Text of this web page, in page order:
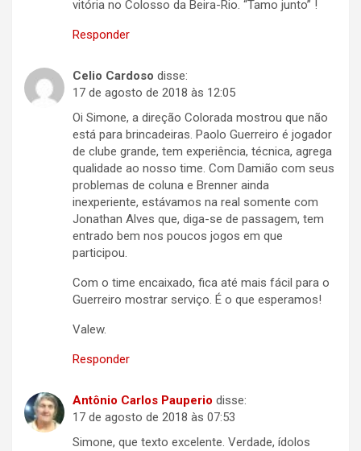
vitória no Colosso da Beira-Rio. “Tamo junto” !
Responder
Celio Cardoso disse:
17 de agosto de 2018 às 12:05
Oi Simone, a direção Colorada mostrou que não
está para brincadeiras. Paolo Guerreiro é jogador
de clube grande, tem experiência, técnica, agrega
qualidade ao nosso time. Com Damião com seus
problemas de coluna e Brenner ainda
inexperiente, estávamos na real somente com
Jonathan Alves que, diga-se de passagem, tem
entrado bem nos poucos jogos em que
participou.
Com o time encaixado, fica até mais fácil para o
Guerreiro mostrar serviço. É o que esperamos!
Valew.
Responder
Antônio Carlos Pauperio disse:
17 de agosto de 2018 às 07:53
Simone, que texto excelente. Verdade, ídolos